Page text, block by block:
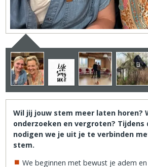
Wil jij jouw stem meer laten horen?
onderzoeken en vergroten? Tijdens
nodigen we je uit je te verbinden
stem.
We beginnen met bewust je adem